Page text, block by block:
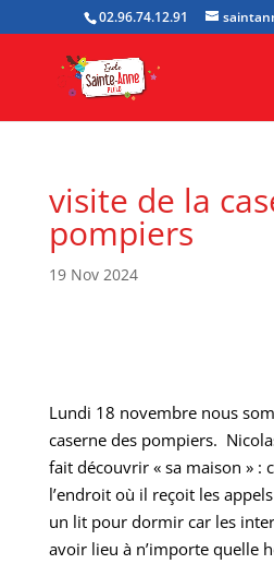
02.96.74.12.91
visite de la
pompiers
19 Nov 2024
Lundi 18 novembre nous
caserne des pompiers.
fait découvrir « sa maison » :
l’endroit où il reçoit les
un lit pour dormir car les
avoir lieu à n’importe quelle